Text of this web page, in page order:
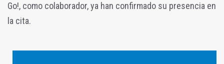
Go!, como colaborador, ya han confirmado su presencia en
la cita.